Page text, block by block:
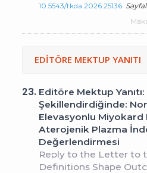
10.5543/tkda.2026.25136
EDİTÖRE MEKTUP YANITI
23. Editöre Mektup
Şekillendirdiğinde:
Elevasyonlu
Aterojenik Plazma
Değerlendirmesi
Reply to the Letter to
Definitions Shape